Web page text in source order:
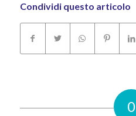
Condividi questo articolo
0